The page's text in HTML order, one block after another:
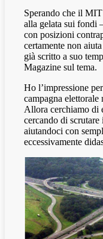
Sperando che il
alla gelata sui fondi
con posizioni
certamente non
già scritto a suo
Magazine sul tema.
Ho l’impressione
campagna
Allora cerchiamo di
cercando di
aiutandoci con
eccessivamente